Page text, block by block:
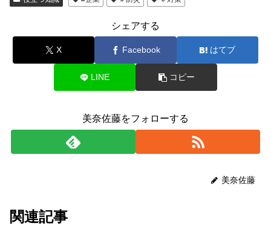
シェアする
X Facebook はてブ
LINE コピー
美奈佐藤をフォローする
美奈佐藤
関連記事